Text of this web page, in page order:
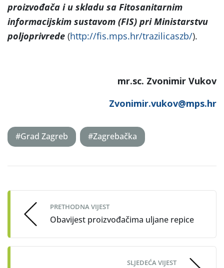
proizvođača i u skladu sa Fitosanitarnim
informacijskim sustavom (FIS) pri Ministarstvu
poljoprivrede (http://fis.mps.hr/trazilicaszb/).
mr.sc. Zvonimir Vukov
Zvonimir.vukov@mps.hr
#Grad Zagreb #Zagrebačka
navigation
PRETHODNA VIJEST
Obavijest proizvođačima uljane repice
SLJEDEĆA VIJEST